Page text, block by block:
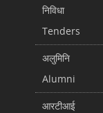
निविधा
Tenders
अलुमिनि
Alumni
आरटीआई